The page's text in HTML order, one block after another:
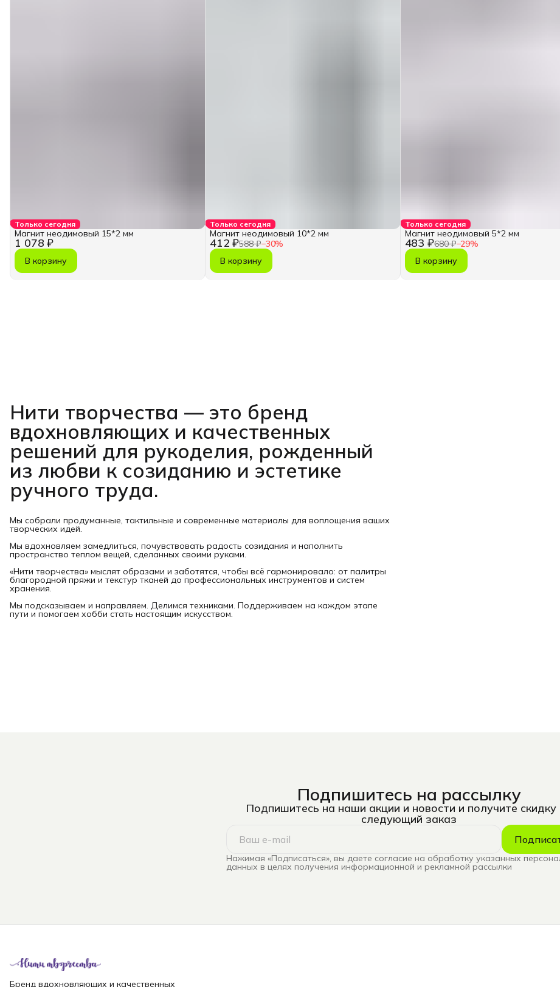
Только сегодня
1 078 ₽
Магнит неодимовый 15*2 мм
В корзину
Только сегодня
412 ₽588 ₽−30%
Магнит неодимовый 10*2 мм
В корзину
Только сегодня
483 ₽680 ₽−29%
Магнит неодимовый 5*2 мм
В корзину
Нити творчества — это бренд
вдохновляющих и качественных
решений для рукоделия, рожденный
из любви к созиданию и эстетике
ручного труда.
Мы собрали продуманные, тактильные и современные материалы для воплощения ваших
творческих идей.
Мы вдохновляем замедлиться, почувствовать радость созидания и наполнить
пространство теплом вещей, сделанных своими руками.
«Нити творчества» мыслят образами и заботятся, чтобы всё гармонировало: от палитры
благородной пряжи и текстур тканей до профессиональных инструментов и систем
хранения.
Мы подсказываем и направляем. Делимся техниками. Поддерживаем на каждом этапе
пути и помогаем хобби стать настоящим искусством.
Подпишитесь на рассылку
Подпишитесь на наши акции и новости и получите скидку
следующий заказ
Нажимая «Подписаться», вы даете согласие на обработку указанных
данных в целях получения информационной и рекламной рассылки
Бренд вдохновляющих и качественных